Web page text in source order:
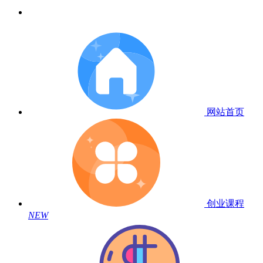
网站首页
创业课程
NEW